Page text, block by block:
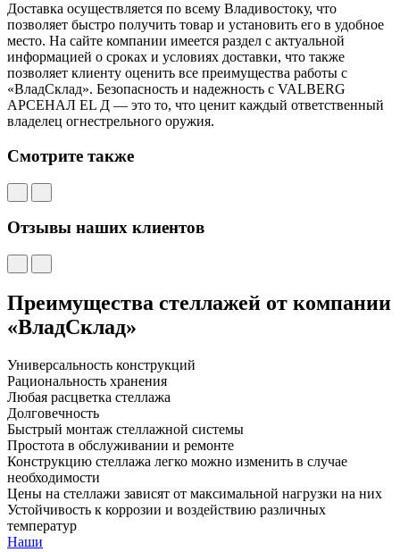
Доставка осуществляется по всему Владивостоку, что
позволяет быстро получить товар и установить его в удобное
место. На сайте компании имеется раздел с актуальной
информацией о сроках и условиях доставки, что также
позволяет клиенту оценить все преимущества работы с
«ВладСклад». Безопасность и надежность с VALBERG
АРСЕНАЛ EL Д — это то, что ценит каждый ответственный
владелец огнестрельного оружия.
Смотрите также
Отзывы наших клиентов
Преимущества стеллажей от компании
«ВладСклад»
Универсальность конструкций
Рациональность хранения
Любая расцветка стеллажа
Долговечность
Быстрый монтаж стеллажной системы
Простота в обслуживании и ремонте
Конструкцию стеллажа легко можно изменить в случае
необходимости
Цены на стеллажи зависят от максимальной нагрузки на них
Устойчивость к коррозии и воздействию различных
температур
Наши